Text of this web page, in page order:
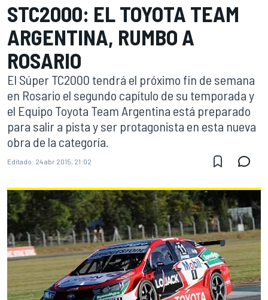
STC2000: EL TOYOTA TEAM
ARGENTINA, RUMBO A
ROSARIO
El Súper TC2000 tendrá el próximo fin de semana
en Rosario el segundo capítulo de su temporada y
el Equipo Toyota Team Argentina está preparado
para salir a pista y ser protagonista en esta nueva
obra de la categoría.
Editado: 24 abr 2015, 21:02